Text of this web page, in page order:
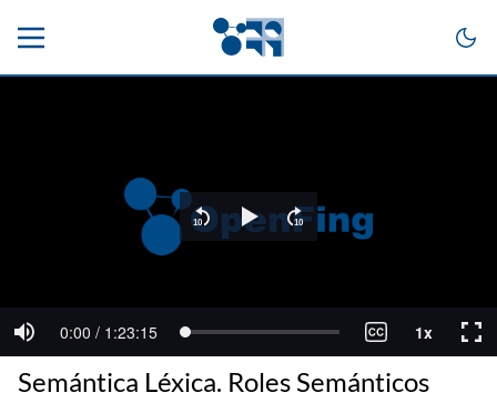
Semántica Léxica. Roles Semánticos